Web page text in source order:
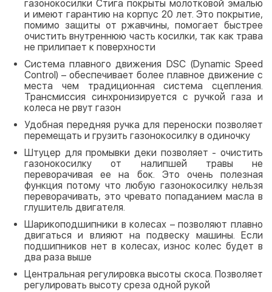
газонокосилки Стига покрыты молотковой эмалью
и имеют гарантию на корпус 20 лет. Это покрытие,
помимо защиты от ржавчины, помогает быстрее
очистить внутреннюю часть косилки, так как трава
не прилипает к поверхности
Система плавного движения DSC (Dynamic Speed
Control) – обеспечивает более плавное движение с
места чем традиционная система сцепления.
Трансмиссия синхронизируется с ручкой газа и
колеса не рвут газон
Удобная передняя ручка для переноски позволяет
перемещать и грузить газонокосилку в одиночку
Штуцер для промывки деки позволяет - очистить
газонокосилку от налипшей травы не
переворачивая ее на бок. Это очень полезная
функция потому что любую газонокосилку нельзя
переворачивать, это чревато попаданием масла в
глушитель двигателя.
Шарикоподшипники в колесах – позволяют плавно
двигаться и влияют на подвеску машины. Если
подшипников нет в колесах, износ колес будет в
два раза выше
Центральная регулировка высоты скоса. Позволяет
регулировать высоту среза одной рукой